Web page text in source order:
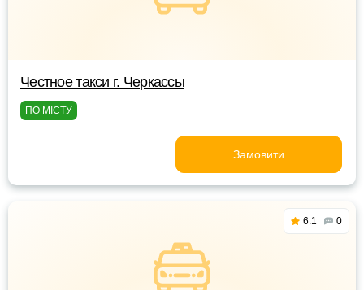
Честное такси г. Черкассы
ПО МІСТУ
Замовити
6.1 0